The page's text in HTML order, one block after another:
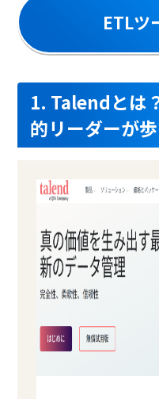
ETLツ
1. Talendとは
的リーダーが